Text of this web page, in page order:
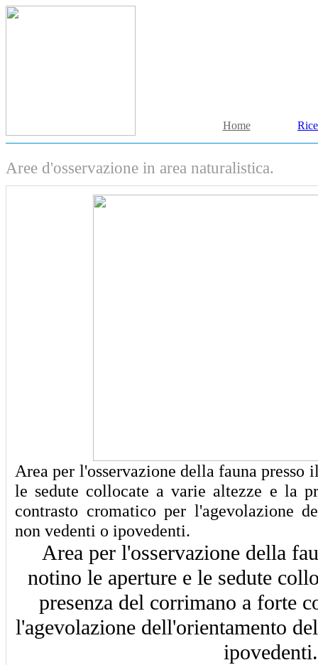
Home
Aree d'osservazione in area naturalistica.
Area per l'osservazione della fauna
le sedute collocate a varie altezze e la
contrasto cromatico per l'agevolazione
non vedenti o ipovedenti.
Area per l'osservazione della
notino le aperture e le sedute
presenza del corrimano a forte
l'agevolazione dell'orientamento
ipovedenti.